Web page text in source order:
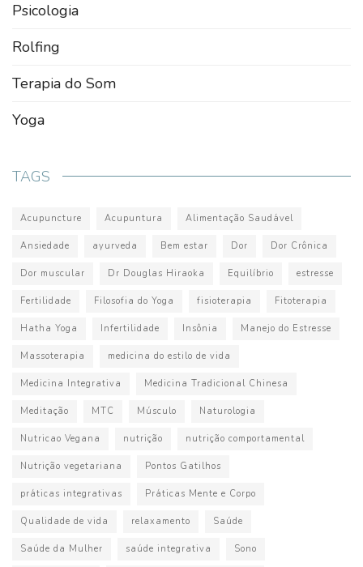
Psicologia
Rolfing
Terapia do Som
Yoga
TAGS
Acupuncture Acupuntura Alimentação Saudável
Ansiedade ayurveda Bem estar Dor Dor Crônica
Dor muscular Dr Douglas Hiraoka Equilíbrio estresse
Fertilidade Filosofia do Yoga fisioterapia Fitoterapia
Hatha Yoga Infertilidade Insônia Manejo do Estresse
Massoterapia medicina do estilo de vida
Medicina Integrativa Medicina Tradicional Chinesa
Meditação MTC Músculo Naturologia
Nutricao Vegana nutrição nutrição comportamental
Nutrição vegetariana Pontos Gatilhos
práticas integrativas Práticas Mente e Corpo
Qualidade de vida relaxamento Saúde
Saúde da Mulher saúde integrativa Sono